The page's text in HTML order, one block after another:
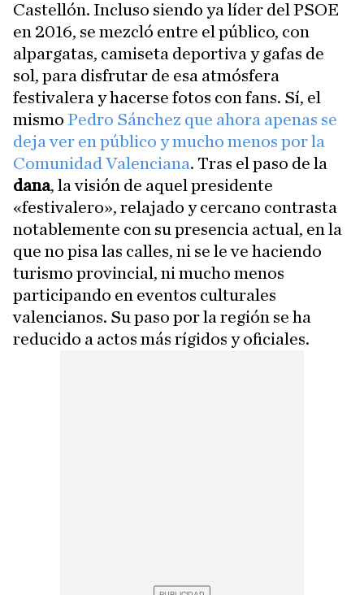
Castellón. Incluso siendo ya líder del PSOE
en 2016, se mezcló entre el público, con
alpargatas, camiseta deportiva y gafas de
sol, para disfrutar de esa atmósfera
festivalera y hacerse fotos con fans. Sí, el
mismo Pedro Sánchez que ahora apenas se
deja ver en público y mucho menos por la
Comunidad Valenciana. Tras el paso de la
dana, la visión de aquel presidente
«festivalero», relajado y cercano contrasta
notablemente con su presencia actual, en la
que no pisa las calles, ni se le ve haciendo
turismo provincial, ni mucho menos
participando en eventos culturales
valencianos. Su paso por la región se ha
reducido a actos más rígidos y oficiales.